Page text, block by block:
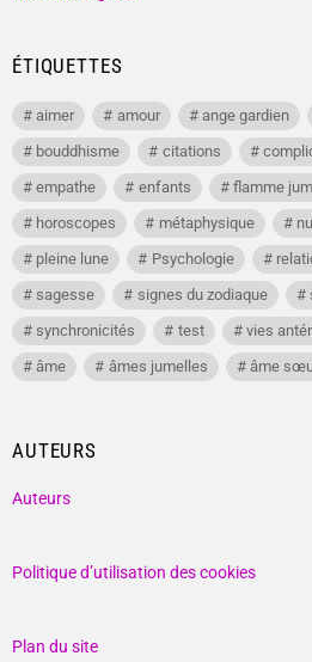
ÉTIQUETTES
aimer amour ange gardien
bouddhisme
citations
empathe
enfants flamme
horoscopes
métaphysique
pleine lune
Psychologie
sagesse
signes du zodiaque
synchronicités
test vies
âme
âmes jumelles âme
AUTEURS
Auteurs
Politique d’utilisation des cookies
Plan du site